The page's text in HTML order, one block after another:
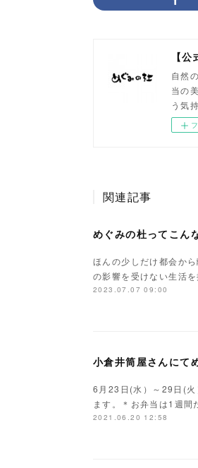
【
自然
当の
う気
関連記事
めぐみの杜ってこん
ほんの少しだけ都会か
の影響を受けない生活
2023.07.07 09:00
小倉井筒屋さんにて
6月23日(水）～29日(火
ます。＊お弁当は1週間
2021.06.20 12:58